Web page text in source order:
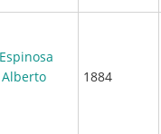
Alberto
1884